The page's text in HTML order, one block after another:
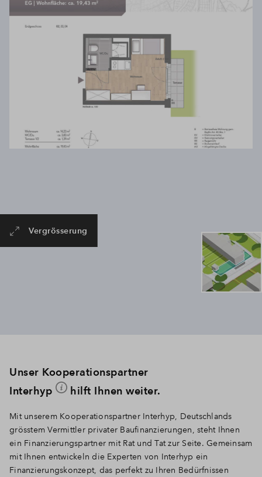
Vergrösserung
Powered by
Platform
Unser Kooperationspartner
Interhyp
hilft Ihnen weiter.
Mit unserem Kooperationspartner Interhyp, Deutschlands
grösstem Vermittler privater Baufinanzierungen, steht Ihnen
ein Finanzierungspartner mit Rat und Tat zur Seite. Gemeinsam
mit Ihnen entwickeln die Experten von Interhyp ein
Finanzierungskonzept, das perfekt zu Ihren Bedürfnissen